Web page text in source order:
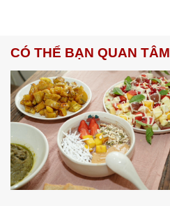
CÓ THỂ BẠN QUAN TÂM